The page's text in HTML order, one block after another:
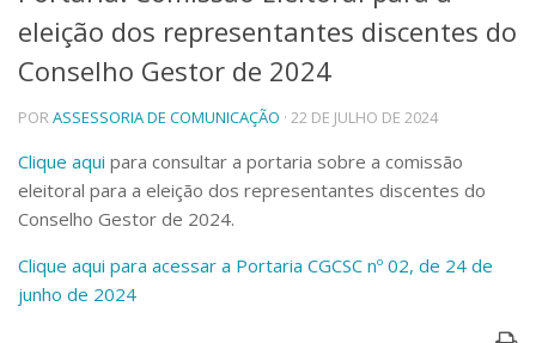
Telefones e Mapas
Pessoas
Ensino
Graduação
Educação a distância
Cursos de Extensão
Pesquisa e Inovação
Linhas de Pesquisa
Centros, Núcleos e Projetos em Rede
eleição dos representantes discentes do
Conselho Gestor de 2024
PORASSESSORIA DE COMUNICAÇÃO · 22 DE JULHO DE 2024
Clique aqui para consultar a portaria sobre a comissão
eleitoral para a eleição dos representantes discentes do
Conselho Gestor de 2024.
Clique aqui para acessar a Portaria CGCSC nº 02, de 24 de
junho de 2024